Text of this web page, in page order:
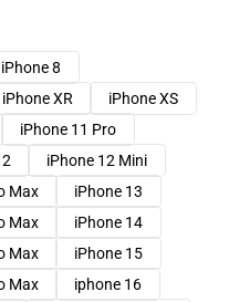
iPhone 8
iPhone XR
iPhone XS
iPhone 11 Pro
iPhone 12 Mini
Max
iPhone 13
Max
iPhone 14
Max
iPhone 15
Max
iphone 16